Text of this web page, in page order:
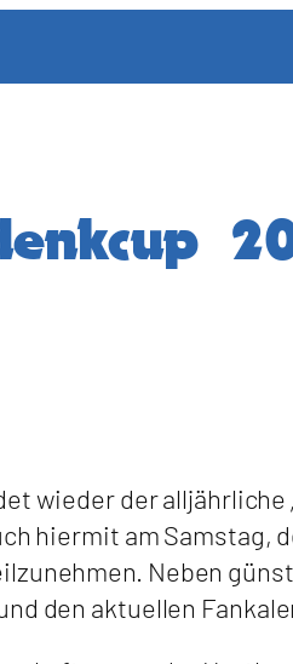
wieder der
hiermit am Samstag,
Neben
den aktuellen